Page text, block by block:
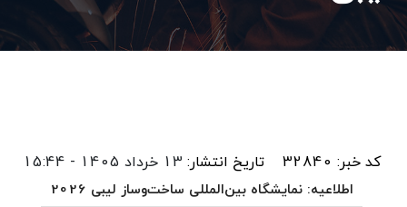
کد خبر: 32840 تاریخ انتشار: 13 خرداد 1405 - 15:44
اطلاعیه: نمایشگاه بین‌المللی ساخت‌وساز لیبی 2026